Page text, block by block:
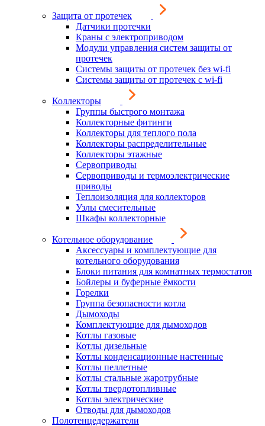
Защита от протечек
Датчики протечки
Краны с электроприводом
Модули управления систем защиты от
протечек
Системы защиты от протечек без wi-fi
Системы защиты от протечек с wi-fi
Коллекторы
Группы быстрого монтажа
Коллекторные фитинги
Коллекторы для теплого пола
Коллекторы распределительные
Коллекторы этажные
Сервоприводы
Сервоприводы и термоэлектрические
приводы
Теплоизоляция для коллекторов
Узлы смесительные
Шкафы коллекторные
Котельное оборудование
Аксессуары и комплектующие для
котельного оборудования
Блоки питания для комнатных термостатов
Бойлеры и буферные ёмкости
Горелки
Группа безопасности котла
Дымоходы
Комплектующие для дымоходов
Котлы газовые
Котлы дизельные
Котлы конденсационные настенные
Котлы пеллетные
Котлы стальные жаротрубные
Котлы твердотопливные
Котлы электрические
Отводы для дымоходов
Полотенцедержатели